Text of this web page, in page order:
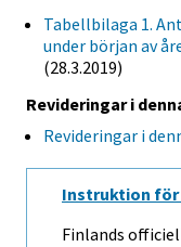
Tabellbilaga 1.
under början av
(28.3.2019)
Revideringar i
Revideringar i
Instruktion för
Finlands